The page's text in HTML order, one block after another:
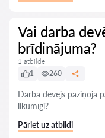
Vai darba
brīdinājuma?
1 atbilde
1
260
Darba devējs paziņoja
likumīgi?
Pāriet uz atbildi